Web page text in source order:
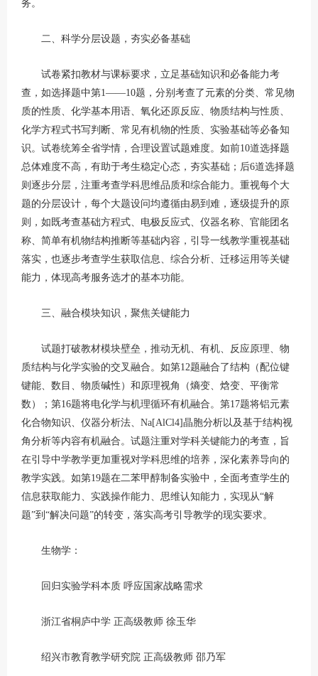
务。
二、科学分层设题，夯实必备基础
试卷紧扣教材与课标要求，立足基础知识和必备能力考
查，如选择题中第1——10题，分别考查了元素的分类、常见物
质的性质、化学基本用语、氧化还原反应、物质结构与性质、
化学方程式书写判断、常见有机物的性质、实验基础等必备知
识。试卷统筹全省学情，合理设置试题难度。如前10道选择题
总体难度不高，有助于考生稳定心态，夯实基础；后6道选择题
则逐步分层，注重考查学科思维品质和综合能力。重视每个大
题的分层设计，每个大题设问均遵循由易到难，逐级提升的原
则，如既考查基础方程式、电极反应式、仪器名称、官能团名
称、简单有机物结构推断等基础内容，引导一线教学重视基础
落实，也逐步考查学生获取信息、综合分析、迁移运用等关键
能力，体现高考服务选才的基本功能。
三、融合模块知识，聚焦关键能力
试题打破教材模块壁垒，推动无机、有机、反应原理、物
质结构与化学实验的交叉融合。如第12题融合了结构（配位键
键能、数目、物质碱性）和原理视角（熵变、焓变、平衡常
数）；第16题将电化学与机理循环有机融合。第17题将铝元素
化合物知识、仪器分析法、Na[AlCl4]晶胞分析以及基于结构视
角分析等内容有机融合。试题注重对学科关键能力的考查，旨
在引导中学教学更加重视对学科思维的培养，深化素养导向的
教学实践。如第19题在二苯甲醇制备实验中，全面考查学生的
信息获取能力、实践操作能力、思维认知能力，实现从“解
题”到“解决问题”的转变，落实高考引导教学的现实要求。
生物学：
回归实验学科本质 呼应国家战略需求
浙江省桐庐中学 正高级教师 徐玉华
绍兴市教育教学研究院 正高级教师 邵乃军